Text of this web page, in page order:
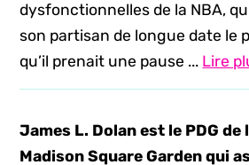
dysfonctionnelles de la NBA,
son partisan de longue date le
qu’il prenait une pause ... Lire
James L. Dolan est le PDG de
Madison Square Garden qui